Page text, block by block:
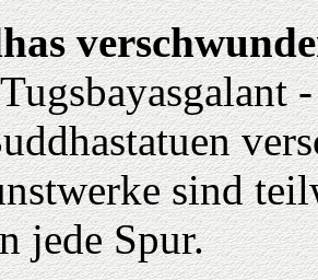
sind
jede Spur.